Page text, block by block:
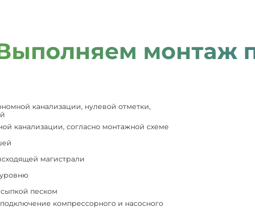
монтаж
канализации, нулевой отметки,
канализации, согласно монтажной схеме
магистрали
песком
компрессорного и насосного